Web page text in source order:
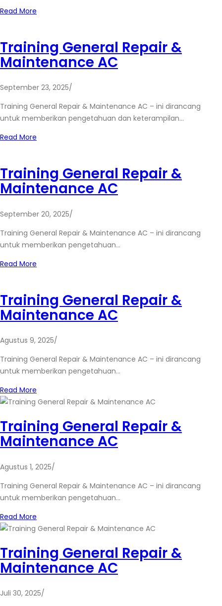
Read More
Training General Repair &
Maintenance AC
September 23, 2025/
Training General Repair & Maintenance AC – ini dirancang
untuk memberikan pengetahuan dan keterampilan…
Read More
Training General Repair &
Maintenance AC
September 20, 2025/
Training General Repair & Maintenance AC – ini dirancang
untuk memberikan pengetahuan…
Read More
Training General Repair &
Maintenance AC
Agustus 9, 2025/
Training General Repair & Maintenance AC – ini dirancang
untuk memberikan pengetahuan…
Read More
Training General Repair &
Maintenance AC
Agustus 1, 2025/
Training General Repair & Maintenance AC – ini dirancang
untuk memberikan pengetahuan…
Read More
Training General Repair &
Maintenance AC
Juli 30, 2025/